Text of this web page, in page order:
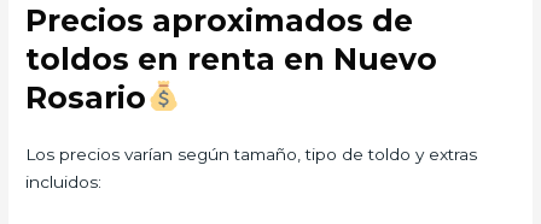
Precios aproximados de
toldos en renta en Nuevo
Rosario
Los precios varían según tamaño, tipo de toldo y extras
incluidos: